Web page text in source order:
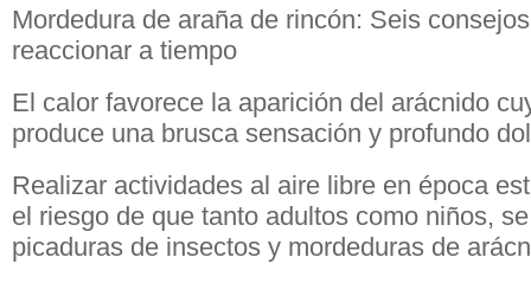
Mordedura de araña de rincón: Seis
reaccionar a tiempo
El calor favorece la aparición del arácnido
produce una brusca sensación y profundo
Realizar actividades al aire libre en época
el riesgo de que tanto adultos como niños,
picaduras de insectos y mordeduras de